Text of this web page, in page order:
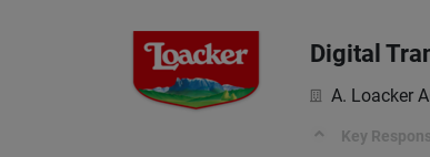
Digital
A. Loacker
Key